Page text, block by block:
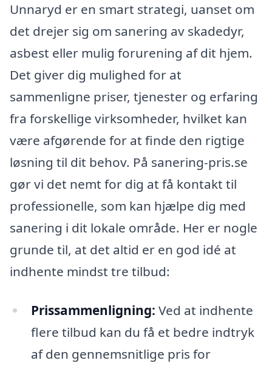
Unnaryd er en smart strategi, uanset om
det drejer sig om sanering av skadedyr,
asbest eller mulig forurening af dit hjem.
Det giver dig mulighed for at
sammenligne priser, tjenester og erfaring
fra forskellige virksomheder, hvilket kan
være afgørende for at finde den rigtige
løsning til dit behov. På sanering-pris.se
gør vi det nemt for dig at få kontakt til
professionelle, som kan hjælpe dig med
sanering i dit lokale område. Her er nogle
grunde til, at det altid er en god idé at
indhente mindst tre tilbud:
Prissammenligning: Ved at indhente
flere tilbud kan du få et bedre indtryk
af den gennemsnitlige pris for